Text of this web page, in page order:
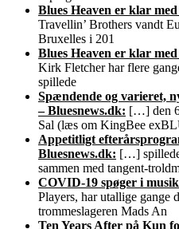
Blues Heaven er klar
Travellin’ Brothers vandt
Bruxelles i 201
Blues Heaven er klar
Kirk Fletcher har flere
spillede
Spændende og varieret,
– Bluesnews.dk: […] den
Sal (læs om KingBee
Appetitligt
Bluesnews.dk: […]
sammen med tangent-
COVID-19 spøger i
Players, har utallige gange
trommeslageren Mads An
Ten Years After på Kun